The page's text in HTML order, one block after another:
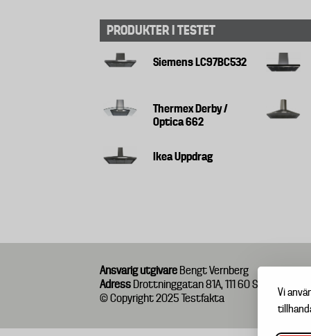
Vi
PRODUKTER I TESTET
Siemens LC97BC532
Thermex Derby /
Optica 662
Ikea Uppdrag
Ansvarig utgivare Bengt Vernberg
Adress Drottninggatan 81A, 111 60 Stockholm
© Copyright 2025 Testfakta